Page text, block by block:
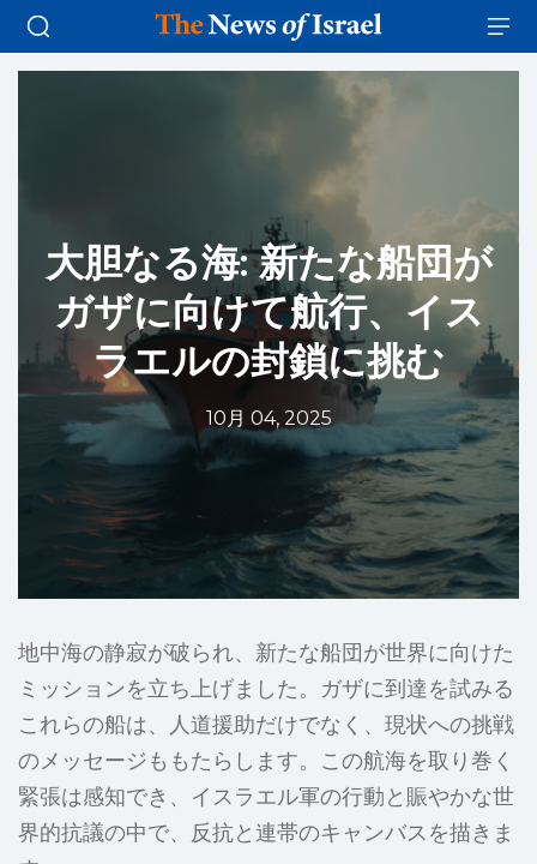
大胆なる海: 新たな船団が
ガザに向けて航行、イス
ラエルの封鎖に挑む
10月 04, 2025
地中海の静寂が破られ、新たな船団が世界に向けた
ミッションを立ち上げました。ガザに到達を試みる
これらの船は、人道援助だけでなく、現状への挑戦
のメッセージももたらします。この航海を取り巻く
緊張は感知でき、イスラエル軍の行動と賑やかな世
界的抗議の中で、反抗と連帯のキャンバスを描きま